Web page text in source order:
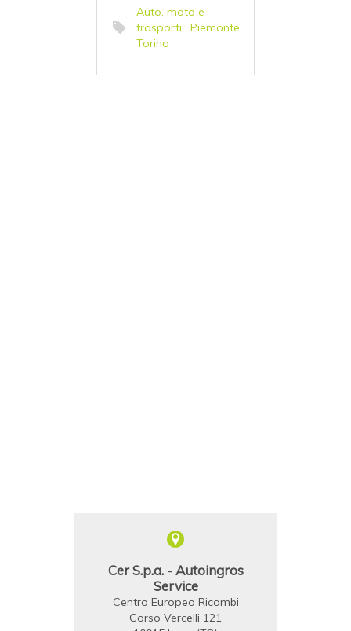
Auto, moto e
trasporti , Piemonte ,
Torino
Cer S.p.a. - Autoingros
Service
Centro Europeo Ricambi
Corso Vercelli 121